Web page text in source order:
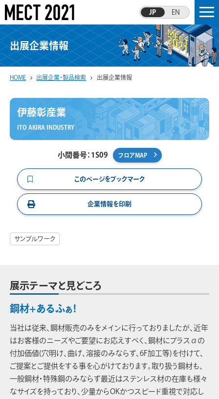
JP EN
出展企業情報
HOME 出展企業・製品検索 出展企業情報
伊藤彰産業
ITO AKIRA INDUSTRY
小間番号：1S09 フロアMAP
このページをブックマーク
企業情報を印刷
サンプルワーク
展示テーマと見どころ
鋼材+あるふぁ!
当社は従来、鋼材販売のみをメインに行っておりましたが、近年
はお客様のニーズやご要望にお応えすべく、鋼材にプラスαの
付加価値(穴明け、曲げ、溶接のみならず、6F加工等)を付けて、
ご提案とご提供をする事を心がけております。取り扱う鋼材も、
一般鋼材・特殊鋼のみならず最近はステンレス材の在庫も様々
なサイズを持っており、少量からOKかつスピード重視で対応し